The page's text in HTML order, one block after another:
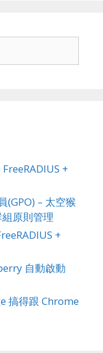
+
(GPO) – 太空猴
原則管理
+
自動啟動
搞得跟 Chrome